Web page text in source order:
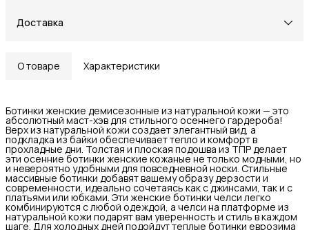
Доставка
О товаре Характеристики
Ботинки женские демисезонные из натуральной кожи — это
абсолютный маст-хэв для стильного осеннего гардероба!
Верх из натуральной кожи создает элегантный вид, а
подкладка из байки обеспечивает тепло и комфорт в
прохладные дни. Толстая и плоская подошва из ТПР делает
эти осенние ботинки женские кожаные не только модными, но
и невероятно удобными для повседневной носки. Стильные
массивные ботинки добавят вашему образу дерзости и
современности, идеально сочетаясь как с джинсами, так и с
платьями или юбками. Эти женские ботинки челси легко
комбинируются с любой одеждой, а челси на платформе из
натуральной кожи подарят вам уверенность и стиль в каждом
шаге. Для холодных дней подойдут теплые ботинки еврозима